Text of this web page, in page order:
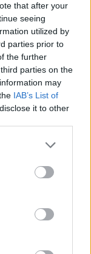
that after your
seeing
utilized by
parties prior to
the further
parties on the
may
IAB’s List of
it to other